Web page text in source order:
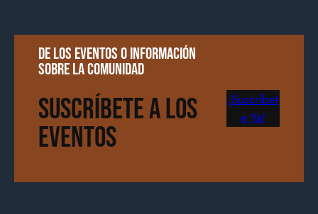
De los eventos o información
sobre la comunidad
Suscríbete a los
Eventos
¡Suscríbet
e Ya!